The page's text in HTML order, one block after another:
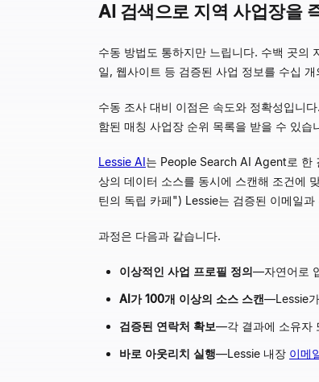
AI 검색으로 지역 사업장을
수동 방법도 통하지만 느립니다. 수백 곳의
일, 웹사이트 등 검증된 사업 정보를 수십
수동 조사 대비 이점은 속도와 정확성입니
함된 매칭 사업장 순위 목록을 받을 수 있습
Lessie AI는 People Search AI Agent로 한
상의 데이터 소스를 동시에 스캔해 조건에
틴의 독립 카페") Lessie는 검증된 이메일
과정은 다음과 같습니다.
이상적인 사업 프로필 정의—자연어로
AI가 100개 이상의 소스 스캔—Lessie
검증된 연락처 확보—각 결과에 소유자
바로 아웃리치 실행—Lessie 내장 이메